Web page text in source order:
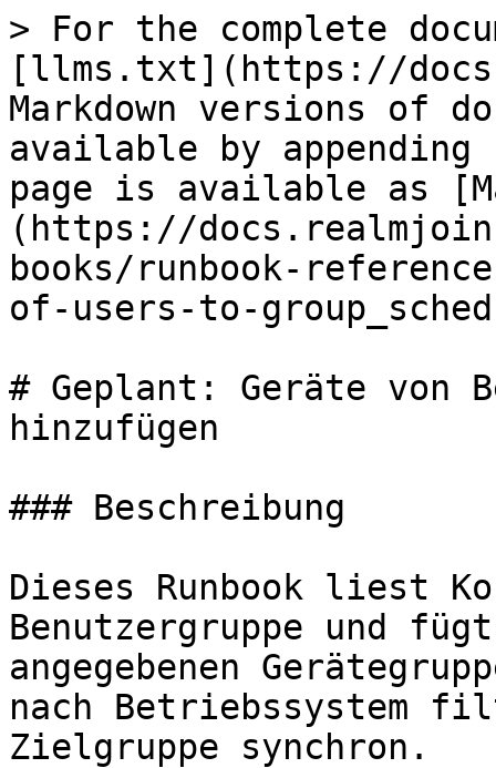
> For the complete
[llms.txt](https://
Markdown versions of
available by
page is available as
(https://
books/runbook-
of-users-to-
# Geplant: Geräte von
hinzufügen
### Beschreibung
Dieses Runbook liest
Benutzergruppe und
angegebenen
nach Betriebssystem
Zielgruppe synchron.